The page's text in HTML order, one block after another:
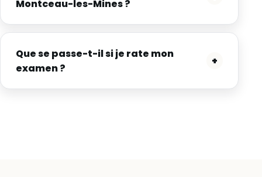
Montceau-les-Mines ?
Que se passe-t-il si je rate mon
examen ?
+